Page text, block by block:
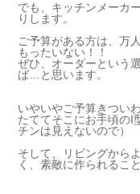
でも、キッチンメーカ
りします。
ご予算がある方は、万
もったいない！！
ぜひ、オーダーという
ば…と思います。
いやいやご予算きつい
たててそこにお手頃のI
チンは見えないので）
そして、リビングから
く、素敵に作られるこ